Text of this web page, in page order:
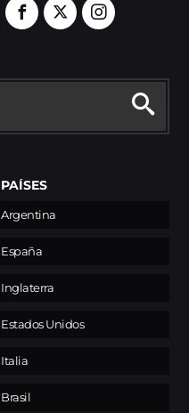
PAÍSES
Argentina
España
Inglaterra
Estados Unidos
Italia
Brasil